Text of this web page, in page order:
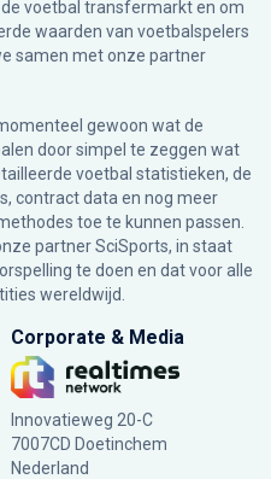
voetbal transfermarkt en om
waarden van voetbalspelers
samen met onze partner
gewoon wat de
door simpel te zeggen wat
voetbal statistieken, de
contract data en nog meer
toe te kunnen passen.
partner SciSports, in staat
te doen en dat voor alle
wereldwijd.
Corporate & Media
Innovatieweg 20-C
7007CD Doetinchem
Nederland